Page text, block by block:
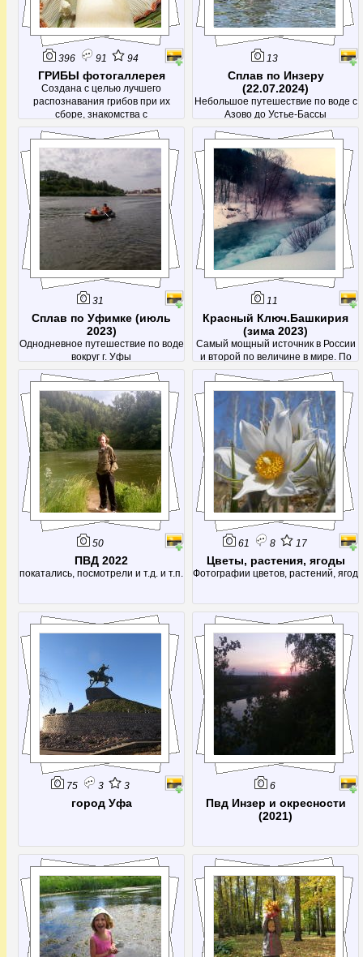
396 91 94
ГРИБЫ фотогаллерея
Создана с целью лучшего
распознавания грибов при их
сборе, знакомства с
малоизвестными грибами и просто
получения эстетического
наслаждения от красивых
фотографий.
13
Сплав по Инзеру
(22.07.2024)
Небольшое путешествие по воде с
Азово до Устье-Бассы
31
Сплав по Уфимке (июль
2023)
Однодневное путешествие по воде
вокруг г. Уфы
11
Красный Ключ.Башкирия
(зима 2023)
Самый мощный источник в России
и второй по величине в мире. По
расходу воды (14,7 кубометров в
секунду) его немного опережает
только источник Фонтен де Воклюз
во Франции, да и то лишь в летнее
время - во время таяния снегов
расход возрастает многократно,
50
ПВД 2022
покатались, посмотрели и т.д. и т.п.
61 8 17
Цветы, растения, ягоды
Фотографии цветов, растений, ягод
75 3 3
город Уфа
6
Пвд Инзер и окресности
(2021)